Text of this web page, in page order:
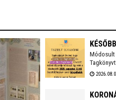
Módosult
keddtől